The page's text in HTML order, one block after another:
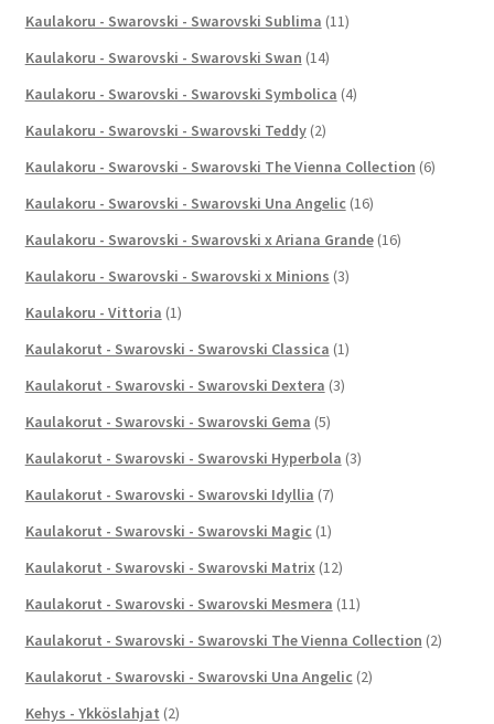
Kaulakoru - Swarovski - Swarovski Sublima (11)
Kaulakoru - Swarovski - Swarovski Swan (14)
Kaulakoru - Swarovski - Swarovski Symbolica (4)
Kaulakoru - Swarovski - Swarovski Teddy (2)
Kaulakoru - Swarovski - Swarovski The Vienna Collection (6)
Kaulakoru - Swarovski - Swarovski Una Angelic (16)
Kaulakoru - Swarovski - Swarovski x Ariana Grande (16)
Kaulakoru - Swarovski - Swarovski x Minions (3)
Kaulakoru - Vittoria (1)
Kaulakorut - Swarovski - Swarovski Classica (1)
Kaulakorut - Swarovski - Swarovski Dextera (3)
Kaulakorut - Swarovski - Swarovski Gema (5)
Kaulakorut - Swarovski - Swarovski Hyperbola (3)
Kaulakorut - Swarovski - Swarovski Idyllia (7)
Kaulakorut - Swarovski - Swarovski Magic (1)
Kaulakorut - Swarovski - Swarovski Matrix (12)
Kaulakorut - Swarovski - Swarovski Mesmera (11)
Kaulakorut - Swarovski - Swarovski The Vienna Collection (2)
Kaulakorut - Swarovski - Swarovski Una Angelic (2)
Kehys - Ykköslahjat (2)